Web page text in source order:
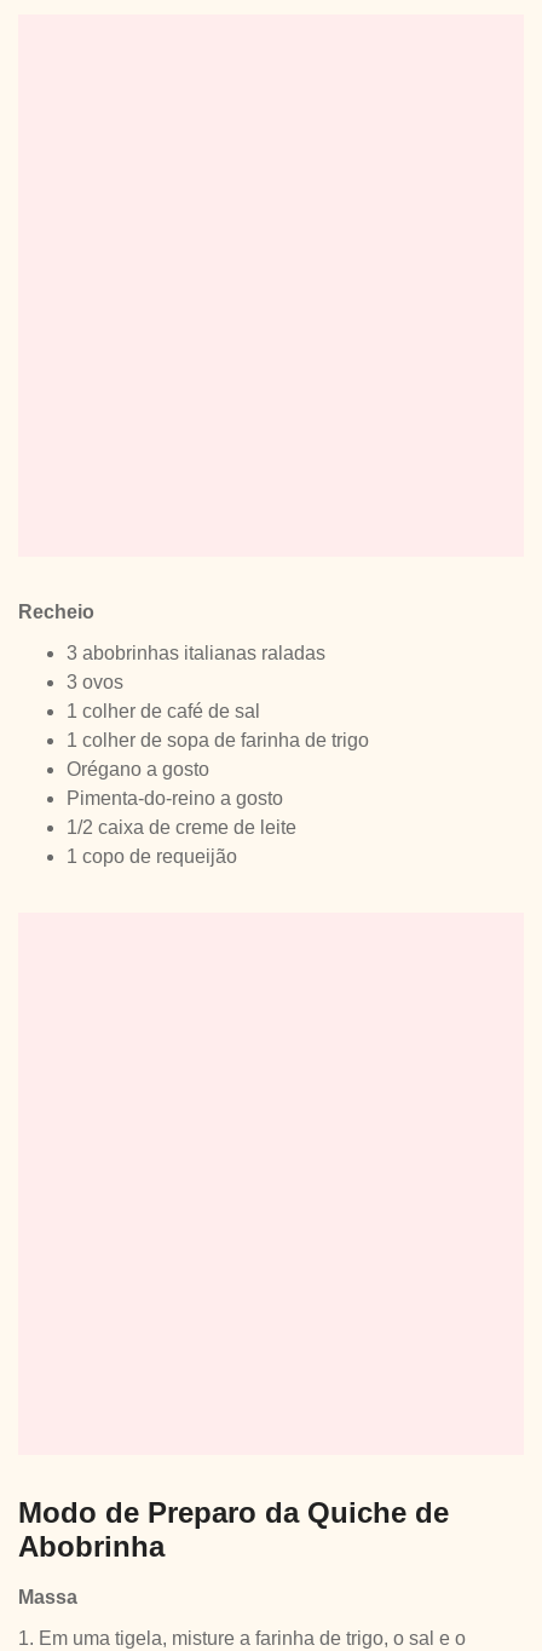
Recheio
3 abobrinhas italianas raladas
3 ovos
1 colher de café de sal
1 colher de sopa de farinha de trigo
Orégano a gosto
Pimenta-do-reino a gosto
1/2 caixa de creme de leite
1 copo de requeijão
Modo de Preparo da Quiche de
Abobrinha
Massa
1. Em uma tigela, misture a farinha de trigo, o sal e o